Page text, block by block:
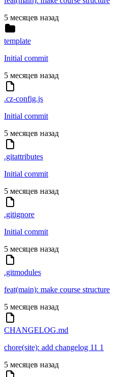
5 месяцев назад
template
Initial commit
5 месяцев назад
.cz-config.js
Initial commit
5 месяцев назад
.gitattributes
Initial commit
5 месяцев назад
.gitignore
Initial commit
5 месяцев назад
.gitmodules
feat(main): make course structure
5 месяцев назад
CHANGELOG.md
chore(site): add changelog 11 1
5 месяцев назад